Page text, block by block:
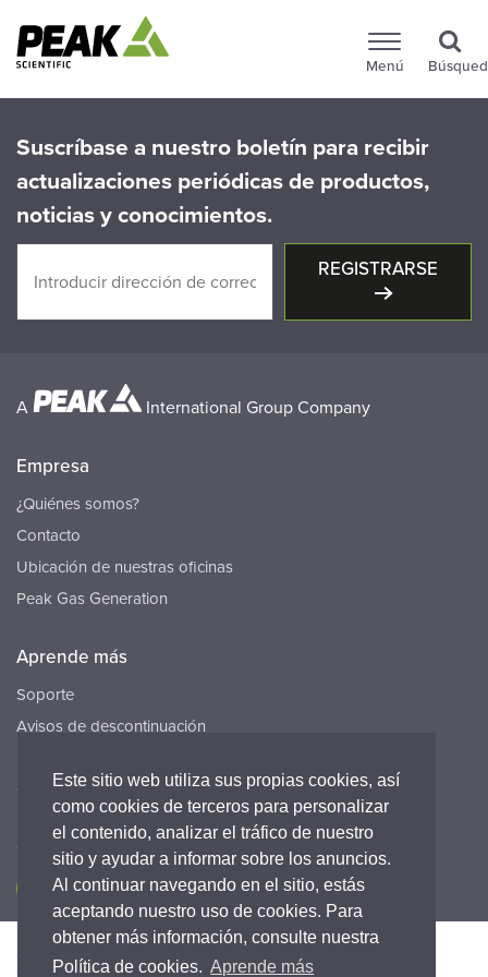
Este sitio web utiliza sus propias cookies, así
como cookies de terceros para personalizar
el contenido, analizar el tráfico de nuestro
sitio y ayudar a informar sobre los anuncios.
Al continuar navegando en el sitio, estás
aceptando nuestro uso de cookies. Para
obtener más información, consulte nuestra
Política de cookies. Aprende más
Menú
Suscríbase a nuestro boletín para recibir
actualizaciones periódicas de productos,
noticias y conocimientos.
REGISTRARSE
A International Group Company
Empresa
¿Quiénes somos?
Contacto
Ubicación de nuestras oficinas
Peak Gas Generation
Aprende más
Soporte
Avisos de descontinuación
Carreras
Conecta con nosotros
Accesibilidad Política de Privacidad